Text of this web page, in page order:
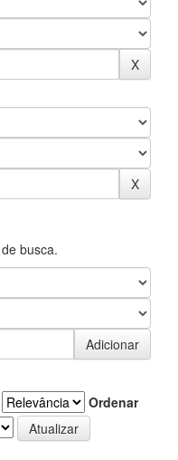
busca.
Ordenar